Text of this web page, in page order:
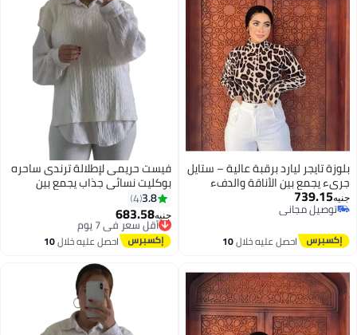
بلوزة تايجر ليارد برقبة عالية – ستايل
جريء يجمع بين الأناقة والدفء
بلوزه بصباع تجمع بين الشياكه
والاناقه كود 4500
جنيه739.15
توصيل مجاني
توصيل مجاني
احصل عليه خلال10
اغسطس
5
فيست حريمى لإطلالة ترندى ساحره
بوكليت نسائي جذاب يجمع بين
الرُقي والنعومة بأسلوب يخطف
الأنظار كود 4504
3.8
4
جنيه683.58
أقل سعر في 7 يوم
توصيل مجاني
أقل سعر في 7 يوماحصل عليه خلال10
اغسطس